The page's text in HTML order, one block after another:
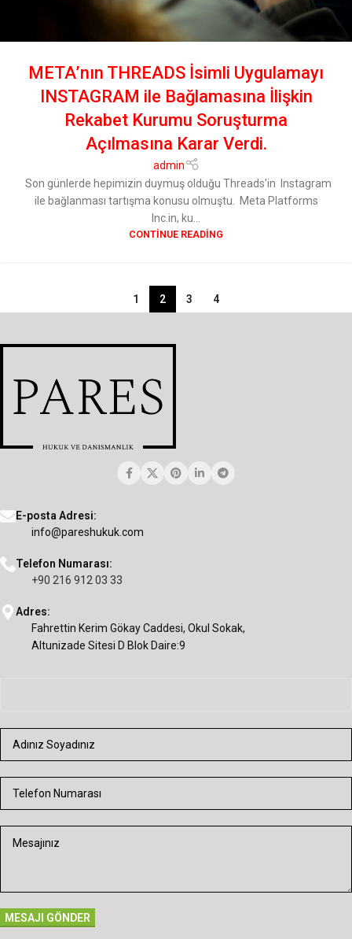
META’nın THREADS İsimli Uygulamayı
INSTAGRAM ile Bağlamasına İlişkin
Rekabet Kurumu Soruşturma
Açılmasına Karar Verdi.
admin
Son günlerde hepimizin duymuş olduğu Threads'in Instagram
ile bağlanması tartışma konusu olmuştu. Meta Platforms
Inc.in, ku...
CONTINUE READING
1 2 3 4
E-posta Adresi:
info@pareshukuk.com
Telefon Numarası:
+90 216 912 03 33
Adres:
Fahrettin Kerim Gökay Caddesi, Okul Sokak,
Altunizade Sitesi D Blok Daire:9